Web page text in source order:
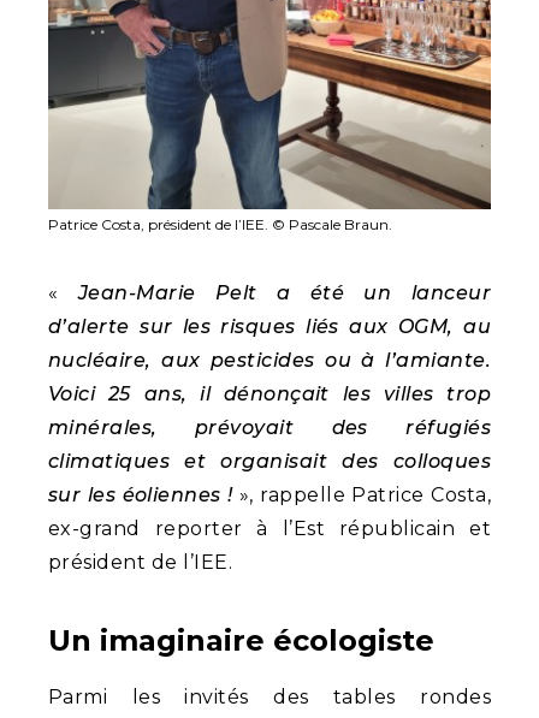
Patrice Costa, président de l’IEE. © Pascale Braun.
«Jean-Marie Pelt a été un lanceur
d’alerte sur les risques liés aux OGM, au
nucléaire, aux pesticides ou à l’amiante.
Voici 25 ans, il dénonçait les villes trop
minérales, prévoyait des réfugiés
climatiques et organisait des colloques
sur les éoliennes ! », rappelle Patrice Costa,
ex-grand reporter à l’Est républicain et
président de l’IEE.
Un imaginaire écologiste
Parmi les invités des tables rondes